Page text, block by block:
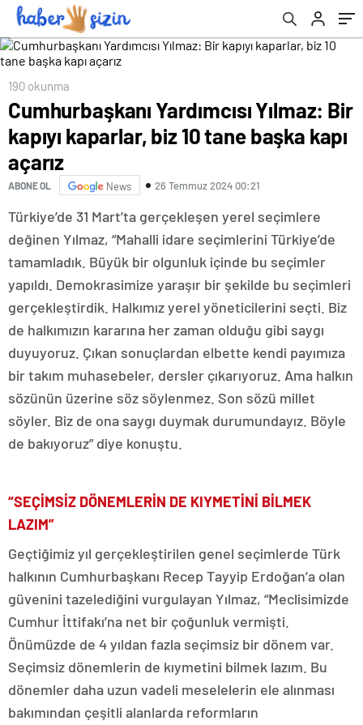
190 okunma
Cumhurbaşkanı Yardımcısı Yılmaz: Bir
kapıyı kaparlar, biz 10 tane başka kapı
açarız
ABONE OL News 26 Temmuz 2024 00:21
Türkiye’de 31 Mart’ta gerçekleşen yerel seçimlere
değinen Yılmaz, “Mahalli idare seçimlerini Türkiye’de
tamamladık. Büyük bir olgunluk içinde bu seçimler
yapıldı. Demokrasimize yaraşır bir şekilde bu seçimleri
gerçekleştirdik. Halkımız yerel yöneticilerini seçti. Biz
de halkımızın kararına her zaman olduğu gibi saygı
duyuyoruz. Çıkan sonuçlardan elbette kendi payımıza
bir takım muhasebeler, dersler çıkarıyoruz. Ama halkın
sözünün üzerine söz söylenmez. Son sözü millet
söyler. Biz de ona saygı duymak durumundayız. Böyle
de bakıyoruz” diye konuştu.
“SEÇİMSİZ DÖNEMLERİN DE KIYMETİNİ BİLMEK
LAZIM”
Geçtiğimiz yıl gerçekleştirilen genel seçimlerde Türk
halkının Cumhurbaşkanı Recep Tayyip Erdoğan’a olan
güvenini tazelediğini vurgulayan Yılmaz, “Meclisimizde
Cumhur İttifakı’na net bir çoğunluk vermişti.
Önümüzde de 4 yıldan fazla seçimsiz bir dönem var.
Seçimsiz dönemlerin de kıymetini bilmek lazım. Bu
dönemler daha uzun vadeli meselelerin ele alınması
bakımından çeşitli alanlarda reformların